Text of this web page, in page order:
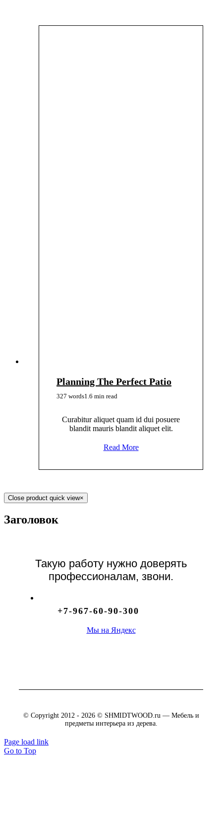
Planning The Perfect Patio
327 words1.6 min read
Curabitur aliquet quam id dui posuere
blandit mauris blandit aliquet elit.
Read More
Close product quick view×
Заголовок
Такую работу нужно доверять
профессионалам, звони.
+7-967-60-90-300
Мы на Яндекс
© Copyright 2012 - 2026 © SHMIDTWOOD.ru — Мебель и
предметы интерьера из дерева.
Page load link
Go to Top